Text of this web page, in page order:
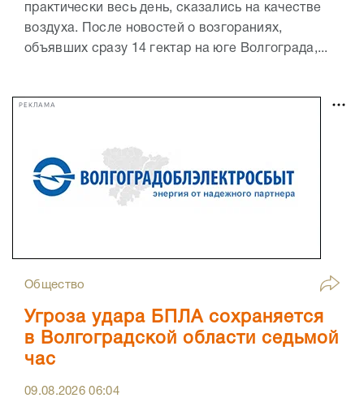
практически весь день, сказались на качестве
воздуха. После новостей о возгораниях,
объявших сразу 14 гектар на юге Волгограда,...
РЕКЛАМА
Общество
Угроза удара БПЛА сохраняется
в Волгоградской области седьмой
час
09.08.202606:04